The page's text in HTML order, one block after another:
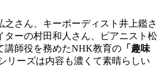
之さん、キーボーディスト井上鑑さ
ターの村田和人さん、ピアニスト松
講師役を務めたNHK教育の 「趣味
リーズは内容も濃くて素晴らしい